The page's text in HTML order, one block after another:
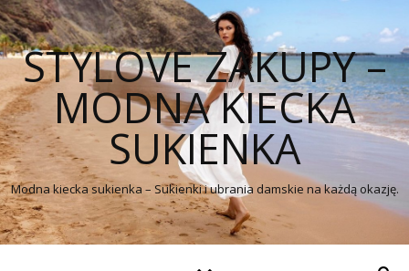
STYLOVE ZAKUPY –
MODNA KIECKA
SUKIENKA
Modna kiecka sukienka – Sukienki i ubrania damskie na każdą okazję.